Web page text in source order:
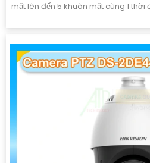
mặt lên đến 5 khuôn mặt cùng 1 thời